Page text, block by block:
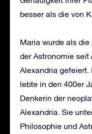
besser als die von
Maria wurde als
der Astronomie seit
Alexandria gefeiert.
lebte in den 400er
Denkerin der
Alexandria. Sie
Philosophie und